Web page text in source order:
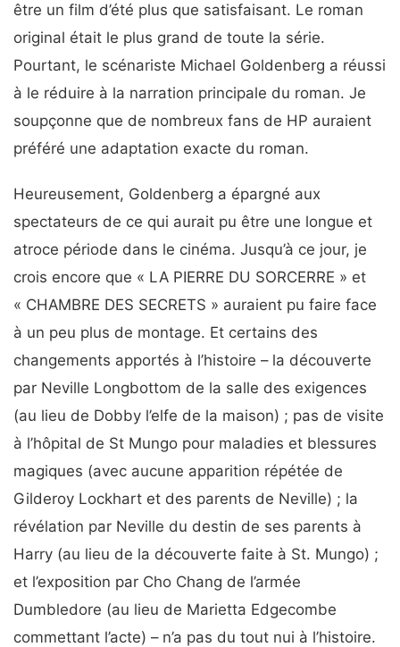
être un film d’été plus que satisfaisant. Le roman
original était le plus grand de toute la série.
Pourtant, le scénariste Michael Goldenberg a réussi
à le réduire à la narration principale du roman. Je
soupçonne que de nombreux fans de HP auraient
préféré une adaptation exacte du roman.
Heureusement, Goldenberg a épargné aux
spectateurs de ce qui aurait pu être une longue et
atroce période dans le cinéma. Jusqu’à ce jour, je
crois encore que « LA PIERRE DU SORCERRE » et
« CHAMBRE DES SECRETS » auraient pu faire face
à un peu plus de montage. Et certains des
changements apportés à l’histoire – la découverte
par Neville Longbottom de la salle des exigences
(au lieu de Dobby l’elfe de la maison) ; pas de visite
à l’hôpital de St Mungo pour maladies et blessures
magiques (avec aucune apparition répétée de
Gilderoy Lockhart et des parents de Neville) ; la
révélation par Neville du destin de ses parents à
Harry (au lieu de la découverte faite à St. Mungo) ;
et l’exposition par Cho Chang de l’armée
Dumbledore (au lieu de Marietta Edgecombe
commettant l’acte) – n’a pas du tout nui à l’histoire.